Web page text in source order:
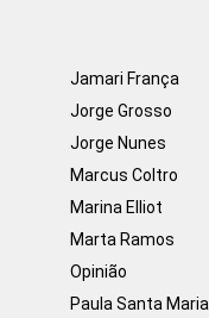
Jamari França
Jorge Grosso
Jorge Nunes
Marcus Coltro
Marina Elliot
Marta Ramos
Opinião
Paula Santa Maria